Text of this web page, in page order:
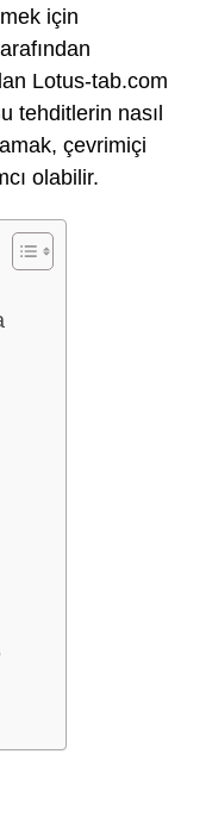
için
Lotus-tab.com
tehditlerin nasıl
çevrimiçi
olabilir.